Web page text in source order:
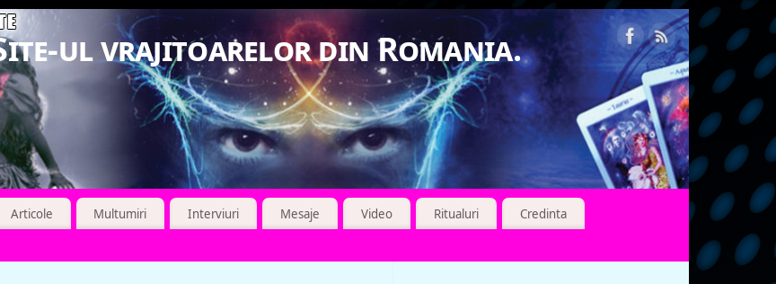
ul vrajitoarelor din Romania.
Articole Multumiri Interviuri Mesaje Video Ritualuri
Credinta